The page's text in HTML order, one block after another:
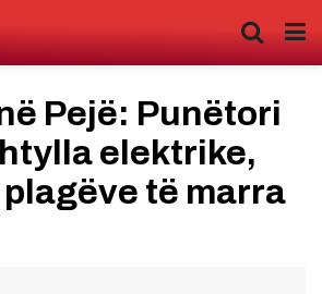
Pejë: Punëtori
elektrike,
të marra